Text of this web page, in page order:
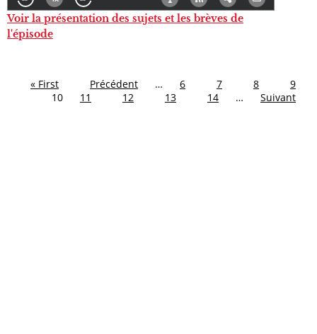
Voir la présentation des sujets et les brèves de
l'épisode
« First Précédent … 6 7 8
9
10
11 12 13 14 … Suivant